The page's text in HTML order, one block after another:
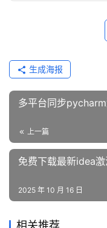
生成海报
多平台同步
上一篇
免费下载最新idea
2025 年 10 月 16 日
相关推荐